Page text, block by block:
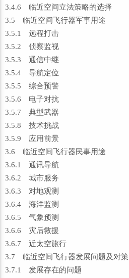
3.4.6 临近空间立法策略的选择
3.5 临近空间飞行器军事用途
3.5.1 远程打击
3.5.2 侦察监视
3.5.3 通信中继
3.5.4 导航定位
3.5.5 综合预警
3.5.6 电子对抗
3.5.7 典型武器
3.5.8 技术挑战
3.5.9 应用前景
3.6 临近空间飞行器民事用途
3.6.1 通讯导航
3.6.2 城市服务
3.6.3 对地观测
3.6.4 海洋监测
3.6.5 气象预测
3.6.6 灾后救援
3.6.7 近太空旅行
3.7 临近空间飞行器发展问题及对策
3.7.1 发展存在的问题